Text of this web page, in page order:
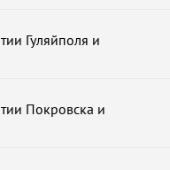
Гуляйполя и
Покровска и